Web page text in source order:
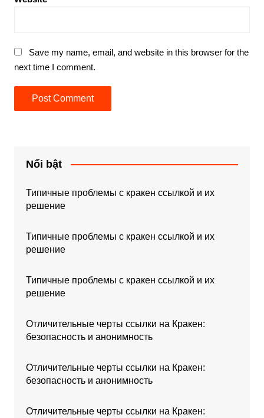
Save my name, email, and website in this browser for the
next time I comment.
Nổi bật
Типичные проблемы с кракен ссылкой и их
решение
Типичные проблемы с кракен ссылкой и их
решение
Типичные проблемы с кракен ссылкой и их
решение
Отличительные черты ссылки на Кракен:
безопасность и анонимность
Отличительные черты ссылки на Кракен:
безопасность и анонимность
Отличительные черты ссылки на Кракен: